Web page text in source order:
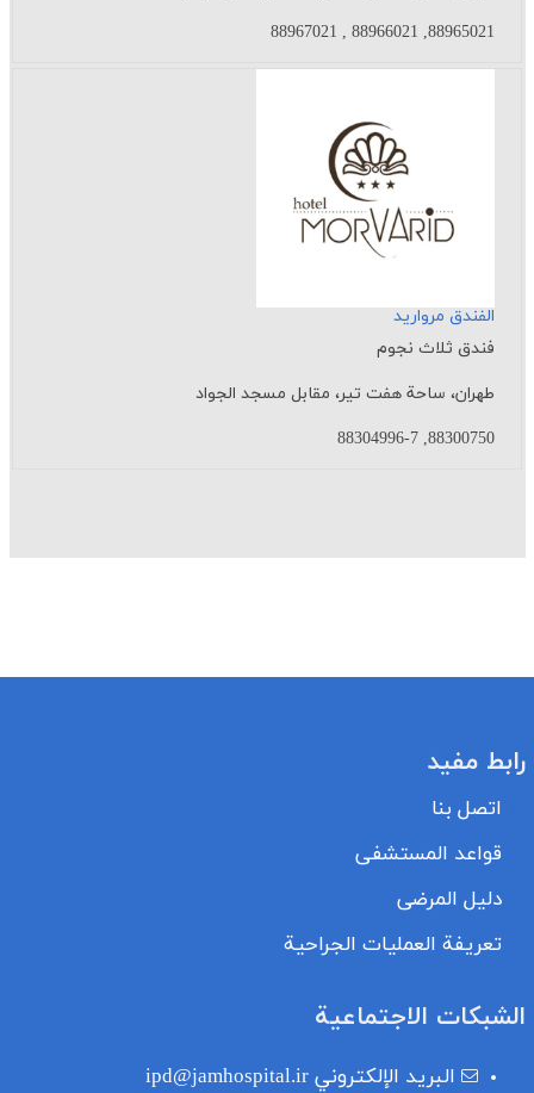
88965021, 88966021 , 88967021
الفندق مروارید
فندق ثلاث نجوم
طهران، ساحة هفت تیر، مقابل مسجد الجواد
88300750, 88304996-7
رابط مفيد
اتصل بنا
قواعد المستشفى
دليل المرضى
تعريفة العمليات الجراحية
الشبكات الاجتماعية
البريد الإلكتروني ipd@jamhospital.ir